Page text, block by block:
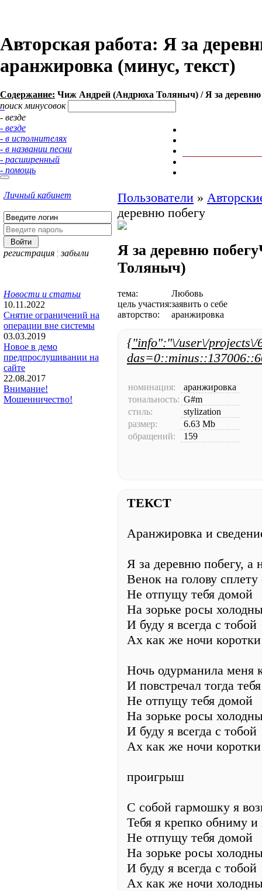
Авторская работа: Я за
аранжировка (минус, текст)
Содержание: Чиж Андрей (Андрюха Толяныч) / Я за деревню
поиск минусовок
- везде
- везде
- в исполнителях
- в названии песни
- расширенный
- помощь
Личный кабинет
регистрация ¦ забыли
Новости и статьи
10.11.2022
Снятие ограничений на
операции вне системы
03.03.2019
Новое в демо
предпрослушивании на
сайте
22.08.2017
Внимание!
Мошенничество!
Пользователи »
деревню побегу
Я за деревню побегу
Толяныч)
тема:
Любовь
цель участия:заявить о себе
авторство:
аранжировка
{"info":"\/user\/
номинация:
аранжировка
тональность: G#m
стиль:
stylization
размер:
6.63 Mb
обращений:
159
ТЕКСТ
Аранжировка и
Я за деревню побегу, а
Венок на голову
Не отпущу тебя домой
На зорьке росы
И буду я всегда с тобой
Ах как же ночи коротки
Ночь одурманила меня
И повстречал тогда
Не отпущу тебя домой
На зорьке росы
И буду я всегда с тобой
Ах как же ночи коротки
проигрыш
С собой гармошку я
Тебя я крепко обниму
Не отпущу тебя домой
На зорьке росы
И буду я всегда с тобой
Ах как же ночи